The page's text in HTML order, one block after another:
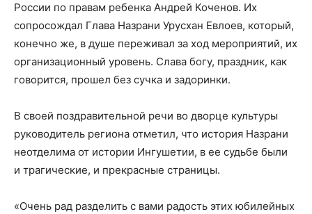
России по правам ребенка Андрей Коченов. Их
сопросождал Глава Назрани Урусхан Евлоев, который,
конечно же, в душе переживал за ход мероприятий, их
организационный уровень. Слава богу, праздник, как
говорится, прошел без сучка и задоринки.
В своей поздравительной речи во дворце культуры
руководитель региона отметил, что история Назрани
неотделима от истории Ингушетии, в ее судьбе были
и трагические, и прекрасные страницы.
«Очень рад разделить с вами радость этих юбилейных